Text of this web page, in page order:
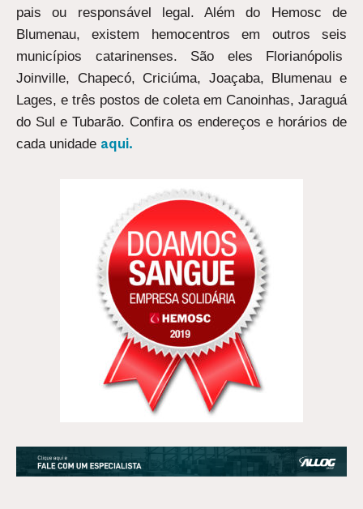
pais ou responsável legal. Além do Hemosc de
Blumenau, existem hemocentros em outros seis
municípios catarinenses. São eles Florianópolis
Joinville, Chapecó, Criciúma, Joaçaba, Blumenau e
Lages, e três postos de coleta em Canoinhas, Jaraguá
do Sul e Tubarão. Confira os endereços e horários de
cada unidade aqui.